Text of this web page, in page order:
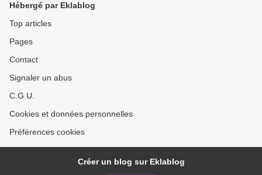
Hébergé par Eklablog
Top articles
Pages
Contact
Signaler un abus
C.G.U.
Cookies et données personnelles
Préférences cookies
Créer un blog sur Eklablog